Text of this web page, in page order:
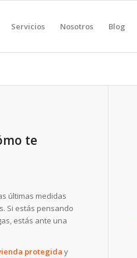
Servicios Nosotros Blog
te
últimas medidas
Si estás pensando
estás ante una
protegida y